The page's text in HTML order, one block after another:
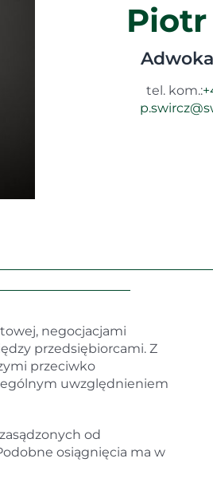
tel. kom.:
negocjacjami
przedsiębiorcami. Z
przeciwko
uwzględnieniem
od
osiągnięcia ma w